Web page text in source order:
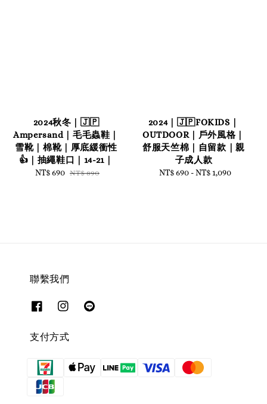
2024秋冬｜🇯🇵
Ampersand｜毛毛蟲鞋｜
雪靴｜棉靴｜厚底緩衝性
👍｜抽繩鞋口｜14-21｜
Sale
NT$ 690 Regular
NT$ 890
2024｜🇯🇵FOKIDS｜
OUTDOOR｜戶外風格｜
舒服天竺棉｜自留款｜親
子成人款
Regular
NT$ 690-NT$ 1,090
聯繫我們
支付方式